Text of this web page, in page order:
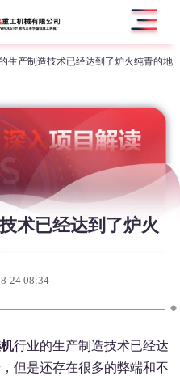
生产制造技术已经达到了炉火纯青的地
术已经达到了炉火
24 08:34
行业的生产制造技术已经达
但是还存在很多的弊端和不